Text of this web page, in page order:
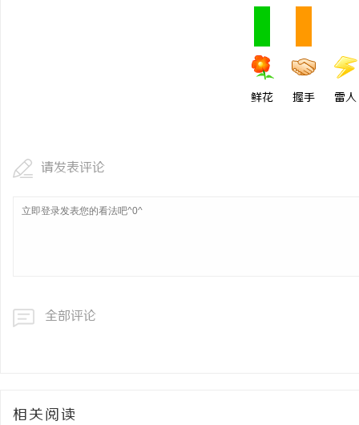
鲜花 握手 雷人
请发表评论
全部评论
相关阅读